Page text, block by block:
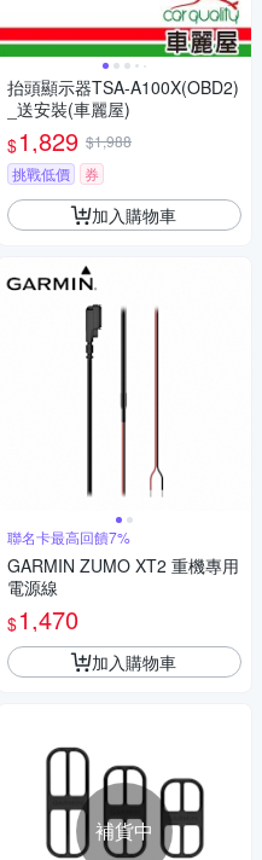
抬頭顯示器TSA-A100X(OBD2)
_送安裝(車麗屋)
$1,829 $1,988
挑戰低價
券
加入購物車
聯名卡最高回饋7%
GARMIN ZUMO XT2 重機專用
電源線
$1,470
加入購物車
補貨中